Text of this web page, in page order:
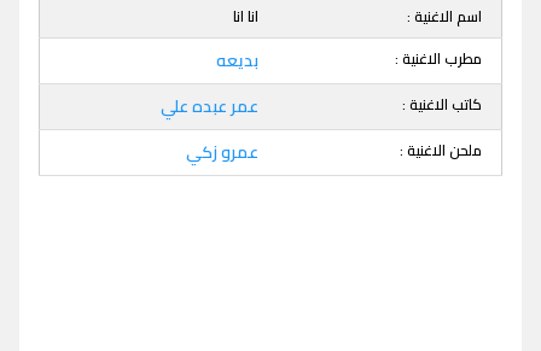
اسم الاغنية :
انا انا
مطرب الاغنية :
بديعه
كاتب الاغنية : عمر عبده علي
ملحن الاغنية : عمرو زكي